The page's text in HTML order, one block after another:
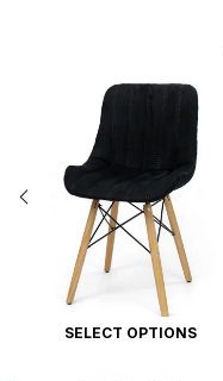
SELECT OPTIONS